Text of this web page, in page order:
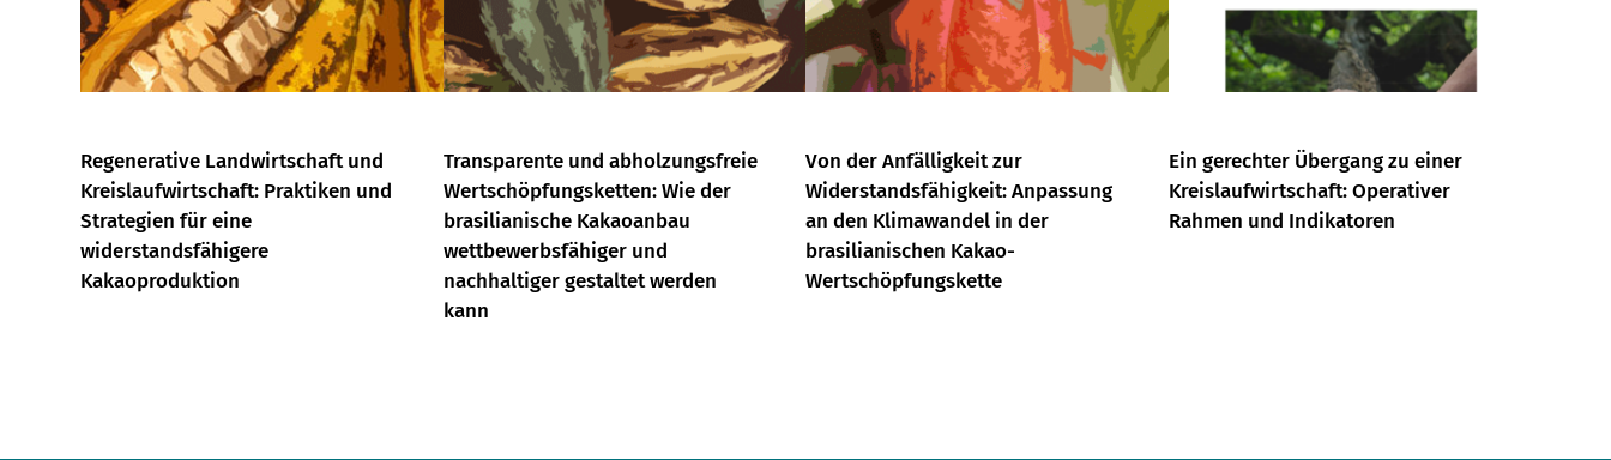
Regenerative Landwirtschaft und
Kreislaufwirtschaft: Praktiken und
Strategien für eine
widerstandsfähigere
Kakaoproduktion
Transparente und abholzungsfreie
Wertschöpfungsketten: Wie der
brasilianische Kakaoanbau
wettbewerbsfähiger und
nachhaltiger gestaltet werden
kann
Von der Anfälligkeit zur
Widerstandsfähigkeit: Anpassung
an den Klimawandel in der
brasilianischen Kakao-
Wertschöpfungskette
Ein gerechter Übergang zu einer
Kreislaufwirtschaft: Operativer
Rahmen und Indikatoren